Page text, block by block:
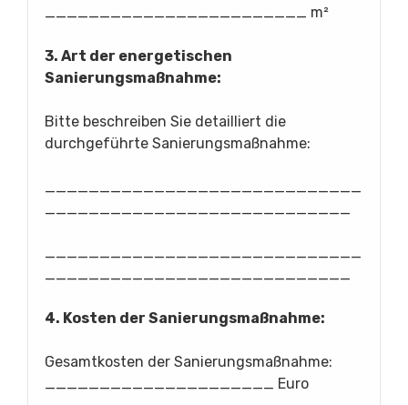
________________________ m²
3. Art der energetischen
Sanierungsmaßnahme:
Bitte beschreiben Sie detailliert die
durchgeführte Sanierungsmaßnahme:
4. Kosten der Sanierungsmaßnahme:
Gesamtkosten der Sanierungsmaßnahme:
_____________________ Euro